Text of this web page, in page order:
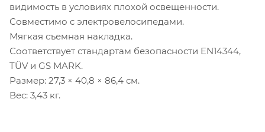
видимость в условиях плохой освещенности.
Совместимо с электровелосипедами.
Мягкая съемная накладка.
Соответствует стандартам безопасности EN14344,
TÜV и GS MARK.
Размер: 27,3 × 40,8 × 86,4 см.
Вес: 3,43 кг.